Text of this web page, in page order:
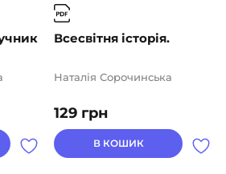
Всесвітня історія.
129 грн
Наталія Сорочинська
В КОШИК